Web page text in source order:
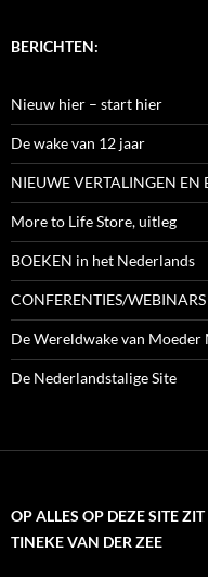
BERICHTEN:
Nieuw hier – start hier
De wake van 12 jaar
NIEUWE VERTALINGEN EN
More to Life Store, uitleg
BOEKEN in het Nederlands
CONFERENTIES/WEBINARS
De Wereldwake van Moeder
De Nederlandstalige Site
OP ALLES OP DEZE SITE
TINEKE VAN DER ZEE